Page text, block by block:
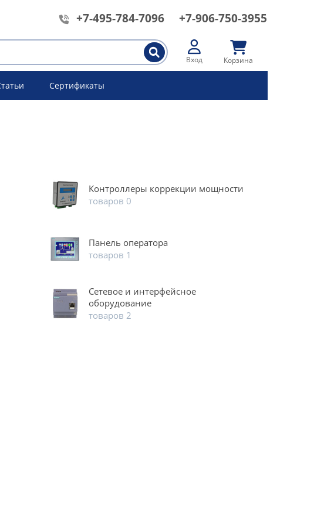
+7-495-784-7096 +7-906-750-3955
Вход Корзина
Сертификаты
Контроллеры коррекции мощности
товаров 0
Панель оператора
товаров 1
Сетевое и интерфейсное
оборудование
товаров 2